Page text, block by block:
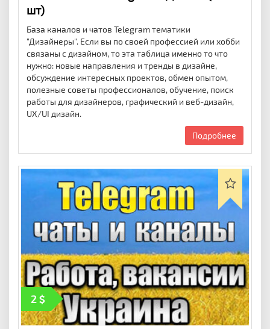
шт)
База каналов и чатов Telegram тематики
"Дизайнеры". Если вы по своей профессией или хобби
связаны с дизайном, то эта таблица именно то что
нужно: новые направления и тренды в дизайне,
обсуждение интересных проектов, обмен опытом,
полезные советы профессионалов, обучение, поиск
работы для дизайнеров, графический и веб-дизайн,
UX/UI дизайн.
Подробнее
2